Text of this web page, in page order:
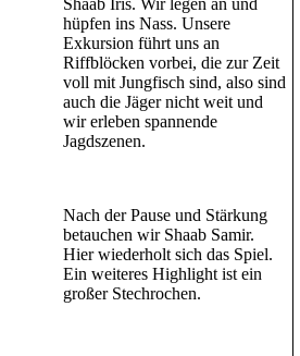
Shaab Iris. Wir legen an und
hüpfen ins Nass. Unsere
Exkursion führt uns an
Riffblöcken vorbei, die zur Zeit
voll mit Jungfisch sind, also sind
auch die Jäger nicht weit und
wir erleben spannende
Jagdszenen.
Nach der Pause und Stärkung
betauchen wir Shaab Samir.
Hier wiederholt sich das Spiel.
Ein weiteres Highlight ist ein
großer Stechrochen.